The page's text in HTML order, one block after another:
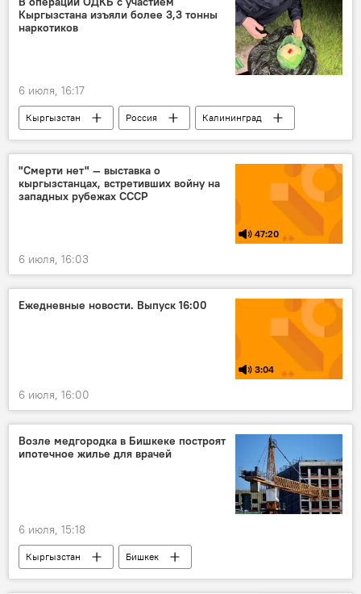
Кыргызстана изъяли более 3,3 тонны
наркотиков
6 июля, 16:17
Кыргызстан Россия
Калининград
наркотики
операция
ОДКБ
преступность
МВД
"Смерти нет" — выставка о
кыргызстанцах, встретивших войну на
западных рубежах СССР
47:20
6 июля, 16:03
Ежедневные новости. Выпуск 16:00
3:04
6 июля, 16:00
Возле медгородка в Бишкеке построят
ипотечное жилье для врачей
6 июля, 15:18
Кыргызстан
Бишкек
медицинский городок
ипотека